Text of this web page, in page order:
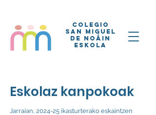
COLEGIO
SAN MIGUEL
DE NOÁIN
ESKOLA
Eskolaz kanpokoak
Jarraian, 2024-25 ikasturterako eskaintzen